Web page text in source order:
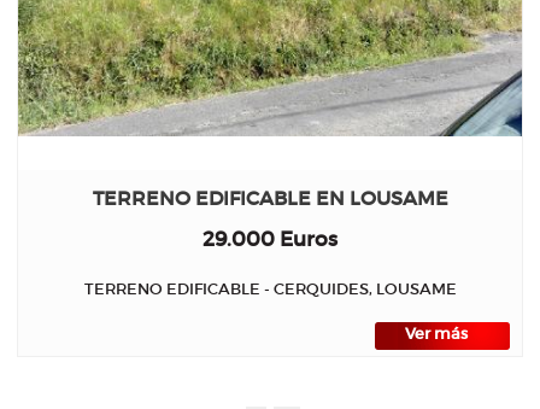
TERRENO EDIFICABLE EN LOUSAME
29.000 Euros
TERRENO EDIFICABLE - CERQUIDES, LOUSAME
Ver más